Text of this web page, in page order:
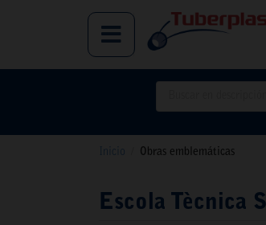
Inicio Obras emblemáticas
Escola Tècnica